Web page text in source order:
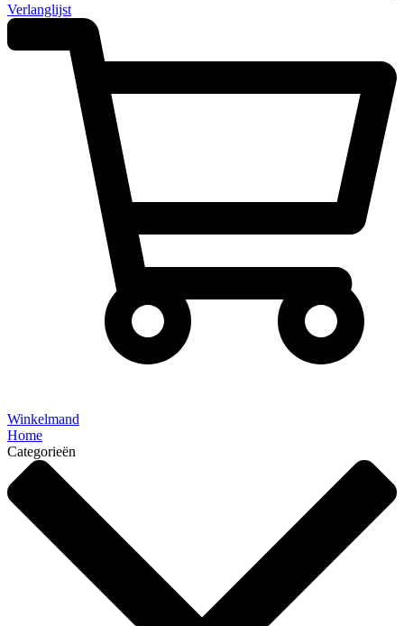
Verlanglijst
Winkelmand
Home
Categorieën